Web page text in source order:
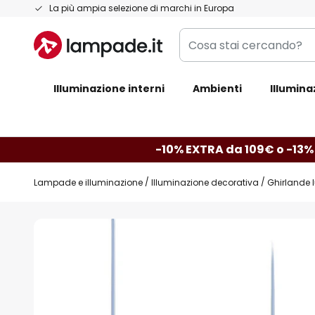
La più ampia selezione di marchi in Europa
Salta
contenuto
Cosa
stai
Illuminazione interni Ambienti
-10% EXTRA da 109€ o -
Lampade e illuminazione Illuminazione decorativa Ghirlande